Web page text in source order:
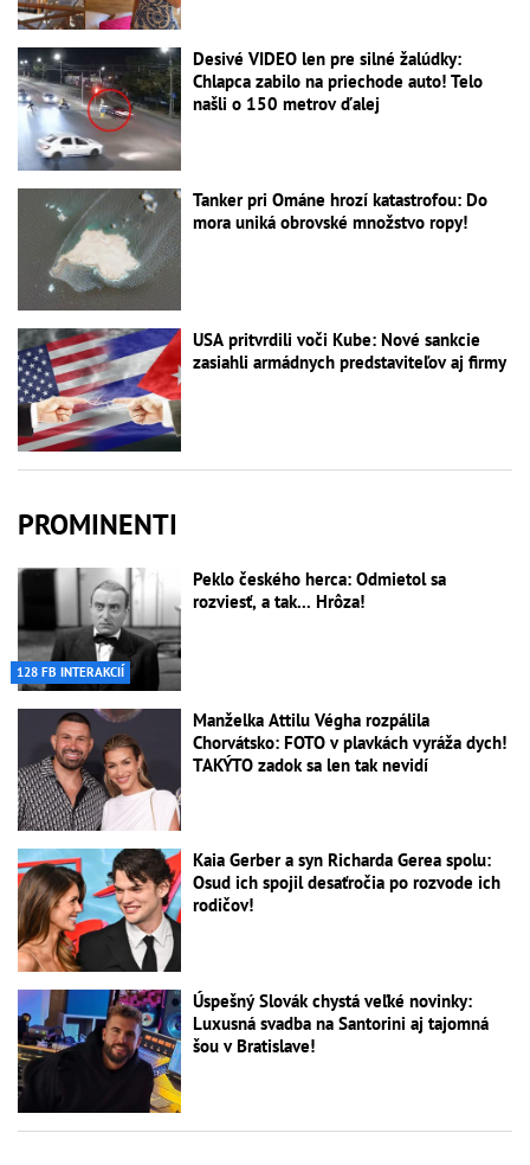
Desivé VIDEO len pre silné žalúdky:
Chlapca zabilo na priechode auto! Telo
našli o 150 metrov ďalej
Tanker pri Ománe hrozí katastrofou: Do
mora uniká obrovské množstvo ropy!
USA pritvrdili voči Kube: Nové sankcie
zasiahli armádnych predstaviteľov aj firmy
PROMINENTI
128 FB INTERAKCIÍ
Peklo českého herca: Odmietol sa
rozviesť, a tak... Hrôza!
Manželka Attilu Végha rozpálila
Chorvátsko: FOTO v plavkách vyráža dych!
TAKÝTO zadok sa len tak nevidí
Kaia Gerber a syn Richarda Gerea spolu:
Osud ich spojil desaťročia po rozvode ich
rodičov!
Úspešný Slovák chystá veľké novinky:
Luxusná svadba na Santorini aj tajomná
šou v Bratislave!